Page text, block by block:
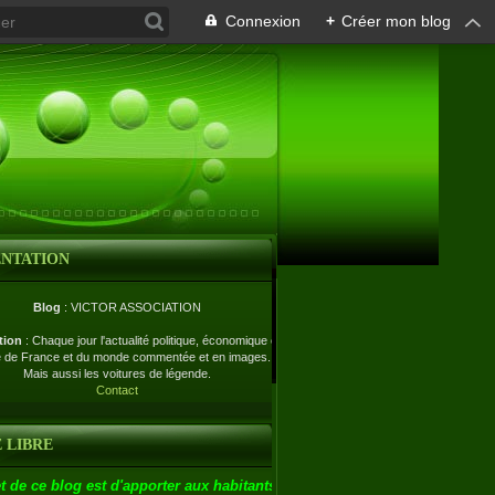
Connexion + Créer mon blog
Blog : VICTOR ASSOCIATION
: Chaque jour l'actualité politique, économique et
de France et du monde commentée et en images.
Mais aussi les voitures de légende.
Contact
LIBRE
de ce blog est d'apporter aux habitants